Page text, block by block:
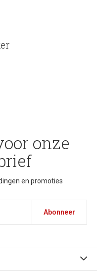
onze
en promoties
Abonneer